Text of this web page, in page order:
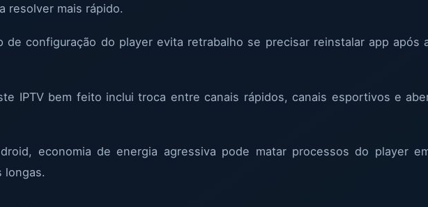
resolver mais rápido.
de configuração do player evita retrabalho se precisar reinstalar app após
IPTV bem feito inclui troca entre canais rápidos, canais esportivos e
economia de energia agressiva pode matar processos do player
longas.